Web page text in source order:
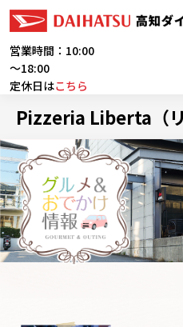
営業時間：10:00
～18:00
定休日はこちら
Pizzeria Liberta（リ